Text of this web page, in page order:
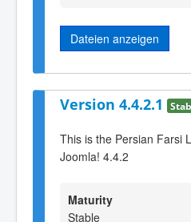
Dateien anzeigen
Version 4.4.2.1
This is the Persian Farsi
Joomla! 4.4.2
Maturity
Stable